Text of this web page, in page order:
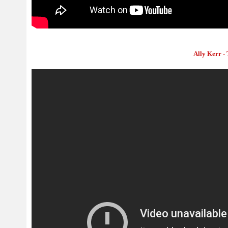
Ally Kerr -